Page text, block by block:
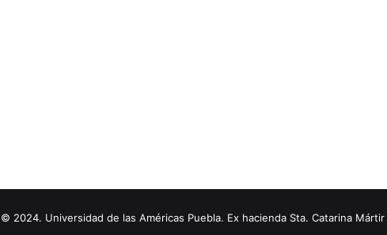
2024. Universidad de las Américas Puebla. Ex hacienda Sta. Catarina